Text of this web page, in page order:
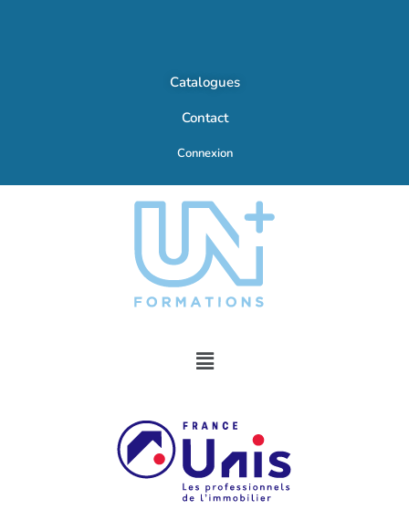
Catalogues
Contact
Connexion